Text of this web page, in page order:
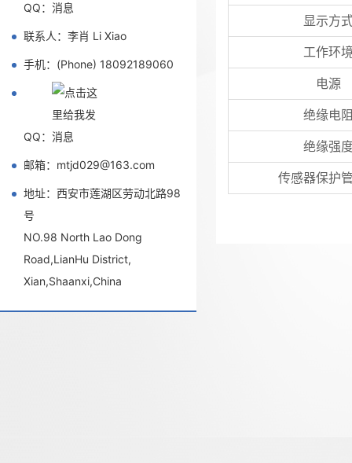
QQ：
联系人：李肖 Li Xiao
手机：(Phone) 18092189060
QQ：
邮箱：mtjd029@163.com
地址：西安市莲湖区劳动北路98
号
NO.98 North Lao Dong
Road,LianHu District,
Xian,Shaanxi,China
显示方
工作环
电源
绝缘电
绝缘强
传感器保护